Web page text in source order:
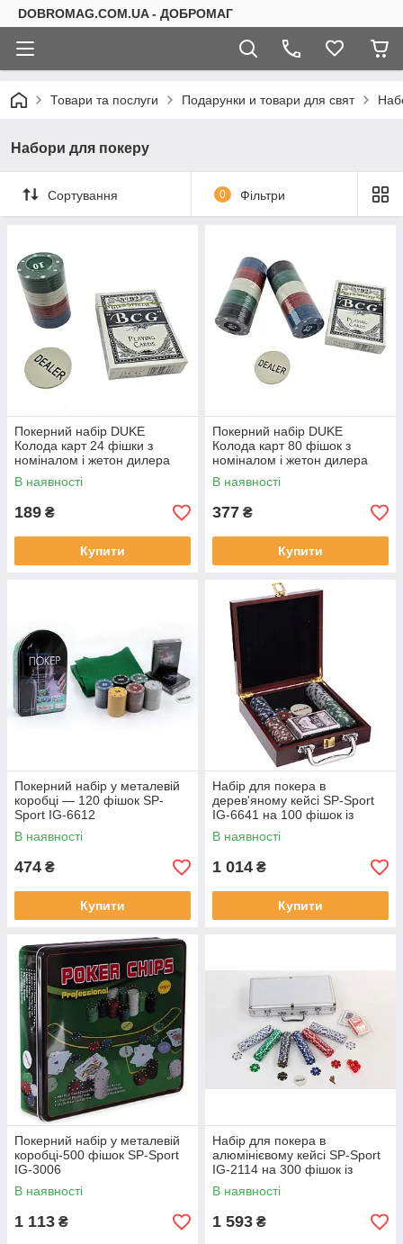
DOBROMAG.COM.UA - ДОБРОМАГ
Товари та послуги Подарунки и товари для свят
Набори для покеру
Сортування 0 Фільтри
Покерний набір DUKE
Колода карт 24 фішки з
номіналом і жетон дилера
(DN36761)
В наявності
189 ₴
Купити
Покерний набір DUKE
Колода карт 80 фішок з
номіналом і жетон дилера
(DN36760)
В наявності
377 ₴
Купити
Покерний набір у металевій
коробці — 120 фішок SP-
Sport IG-6612
В наявності
474 ₴
Купити
Набір для покера в
дерев'яному кейсі SP-Sport
IG-6641 на 100 фішок із
номіналом
В наявності
1 014 ₴
Купити
Покерний набір у металевій
коробці-500 фішок SP-Sport
IG-3006
В наявності
1 113 ₴
Набір для покера в
алюмінієвому кейсі SP-Sport
IG-2114 на 300 фішок із
номіналом
В наявності
1 593 ₴